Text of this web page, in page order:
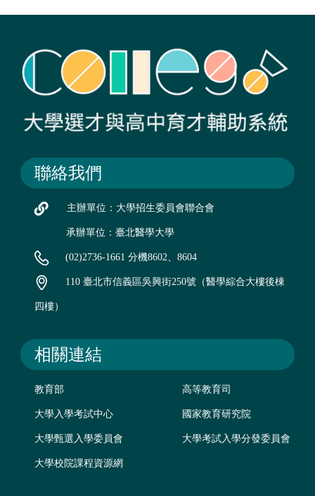
聯絡我們
主辦單位：大學招生委員會聯合會
承辦單位：臺北醫學大學
(02)2736-1661 分機8602、8604
110 臺北市信義區吳興街250號（醫學綜合大樓後棟
四樓）
相關連結
教育部 高等教育司
大學入學考試中心 國家教育研究院
大學甄選入學委員會 大學考試入學分發委員會
大學校院課程資源網